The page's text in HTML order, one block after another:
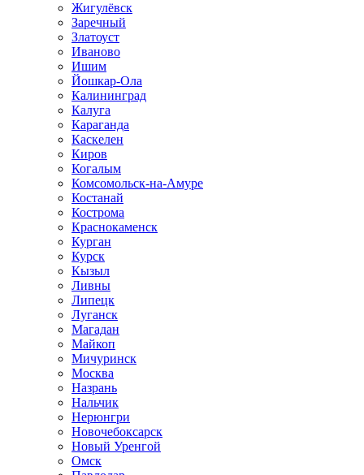
Жигулёвск
Заречный
Златоуст
Иваново
Ишим
Йошкар-Ола
Калининград
Калуга
Караганда
Каскелен
Киров
Когалым
Комсомольск-на-Амуре
Костанай
Кострома
Краснокаменск
Курган
Курск
Кызыл
Ливны
Липецк
Луганск
Магадан
Майкоп
Мичуринск
Москва
Назрань
Нальчик
Нерюнгри
Новочебоксарск
Новый Уренгой
Омск